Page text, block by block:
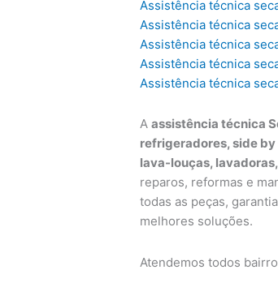
Assistência técnica
Assistência técnica
Assistência técnica
Assistência técnica
Assistência técnica
Aassistência técnica
refrigeradores, side
lava-louças,
reparos, reformas e
todas as peças,
melhores soluções.
Atendemos todos